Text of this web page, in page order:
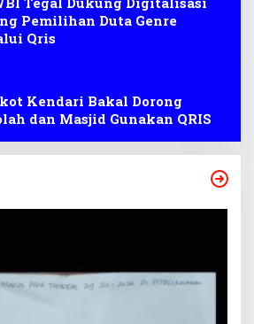
Pemilihan Duta Genre
Qris
Kendari Bakal Dorong
dan Masjid Gunakan QRIS